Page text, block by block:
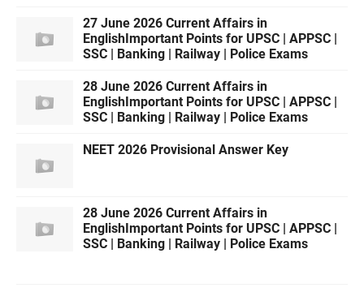
27 June 2026 Current Affairs in
EnglishImportant Points for UPSC | APPSC |
SSC | Banking | Railway | Police Exams
28 June 2026 Current Affairs in
EnglishImportant Points for UPSC | APPSC |
SSC | Banking | Railway | Police Exams
NEET 2026 Provisional Answer Key
28 June 2026 Current Affairs in
EnglishImportant Points for UPSC | APPSC |
SSC | Banking | Railway | Police Exams